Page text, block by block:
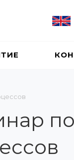
по